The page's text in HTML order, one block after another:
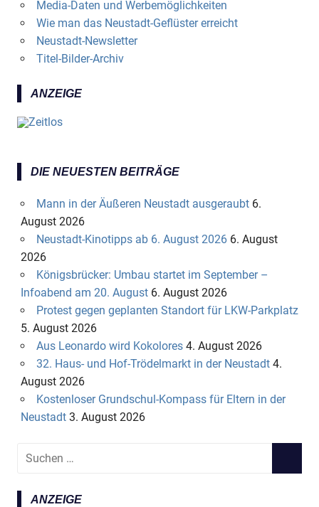
Media-Daten und Werbemöglichkeiten
Wie man das Neustadt-Geflüster erreicht
Neustadt-Newsletter
Titel-Bilder-Archiv
ANZEIGE
DIE NEUESTEN BEITRÄGE
Mann in der Äußeren Neustadt ausgeraubt 6.
August 2026
Neustadt-Kinotipps ab 6. August 2026 6. August
2026
Königsbrücker: Umbau startet im September –
Infoabend am 20. August 6. August 2026
Protest gegen geplanten Standort für LKW-Parkplatz
5. August 2026
Aus Leonardo wird Kokolores 4. August 2026
32. Haus- und Hof-Trödelmarkt in der Neustadt 4.
August 2026
Kostenloser Grundschul-Kompass für Eltern in der
Neustadt 3. August 2026
ANZEIGE